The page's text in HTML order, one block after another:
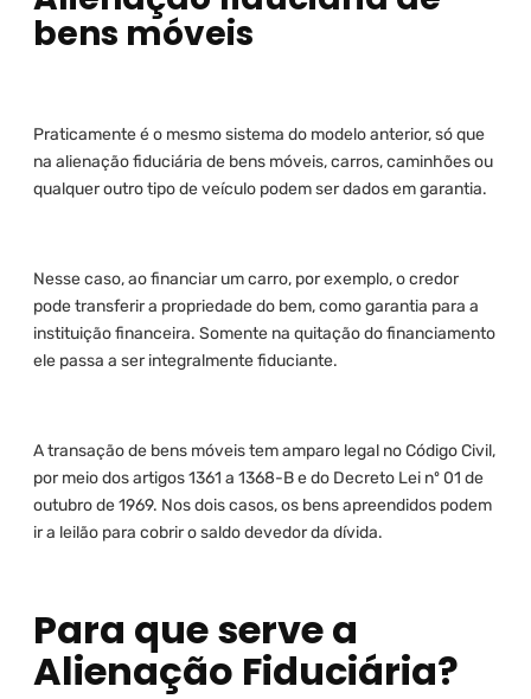
bens móveis
Praticamente é o mesmo sistema do modelo anterior, só que
na alienação fiduciária de bens móveis, carros, caminhões ou
qualquer outro tipo de veículo podem ser dados em garantia.
Nesse caso, ao financiar um carro, por exemplo, o credor
pode transferir a propriedade do bem, como garantia para a
instituição financeira. Somente na quitação do financiamento
ele passa a ser integralmente fiduciante.
A transação de bens móveis tem amparo legal no Código Civil,
por meio dos artigos 1361 a 1368-B e do Decreto Lei nº 01 de
outubro de 1969. Nos dois casos, os bens apreendidos podem
ir a leilão para cobrir o saldo devedor da dívida.
Para que serve a
Alienação Fiduciária?